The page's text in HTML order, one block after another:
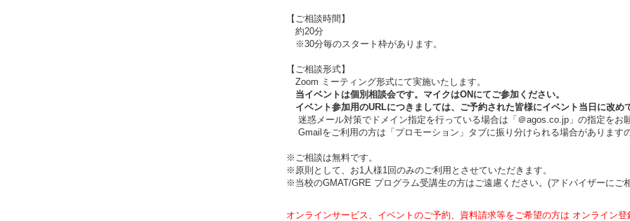
【ご相談時間】
約20分
※30分毎のスタート枠があります。
【ご相談形式】
Zoom ミーティング形式にて実施いたします。
当イベントは個別相談会です。マイクはONにてご参加ください。
イベント参加用のURLにつきましては、ご予約された皆様にイベント当日に改め
迷惑メール対策でドメイン指定を行っている場合は「＠agos.co.jp」の指定をお
Gmailをご利用の方は「プロモーション」タブに振り分けられる場合があります
※ご相談は無料です。
※原則として、お1人様1回のみのご利用とさせていただきます。
※当校のGMAT/GRE プログラム受講生の方はご遠慮ください。(アドバイザーにご
オンラインサービス、イベントのご予約、資料請求等をご希望の方は オンライン登